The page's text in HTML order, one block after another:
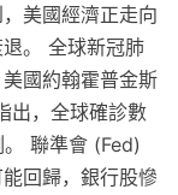
美國經濟正走向
。 全球新冠肺
國約翰霍普金斯
，全球確診數
聯準會 (Fed)
回歸，銀行股慘